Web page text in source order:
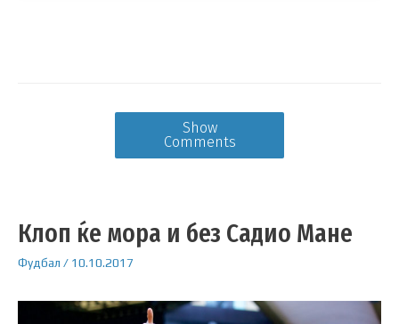
Show
Comments
Клоп ќе мора и без Садио Мане
Фудбал / 10.10.2017